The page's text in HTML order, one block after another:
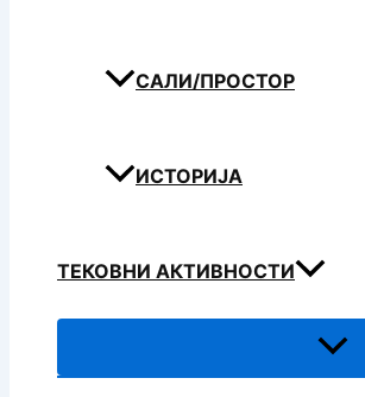
САЛИ/ПРОСТОР
ИСТОРИЈА
ТЕКОВНИ АКТИВНОСТИ